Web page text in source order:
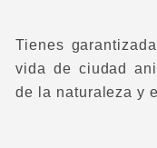
Tienes
vida de ciudad
de la naturaleza y